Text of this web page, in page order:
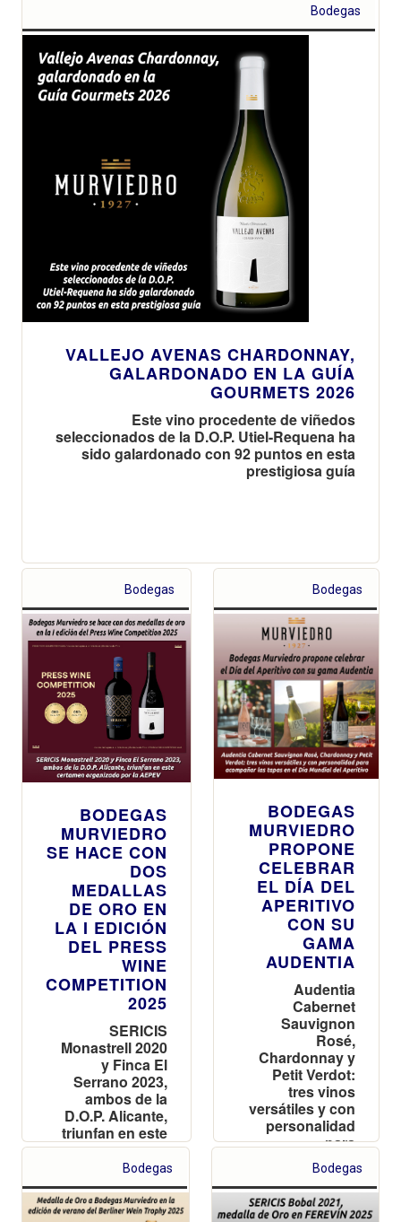
Bodegas
VALLEJO AVENAS CHARDONNAY,
GALARDONADO EN LA GUÍA
GOURMETS 2026
Este vino procedente de viñedos
seleccionados de la D.O.P. Utiel-Requena ha
sido galardonado con 92 puntos en esta
prestigiosa guía
Bodegas
BODEGAS
MURVIEDRO
SE HACE CON
DOS
MEDALLAS
DE ORO EN
LA I EDICIÓN
DEL PRESS
WINE
COMPETITION
2025
SERICIS
Monastrell 2020
y Finca El
Serrano 2023,
ambos de la
D.O.P. Alicante,
triunfan en este
certamen
organizado por
la AEPEV
Bodegas
BODEGAS
MURVIEDRO
PROPONE
CELEBRAR
EL DÍA DEL
APERITIVO
CON SU
GAMA
AUDENTIA
Audentia
Cabernet
Sauvignon
Rosé,
Chardonnay y
Petit Verdot:
tres vinos
versátiles y con
personalidad
para
acompañar las
tapas en el Día
Mundial del
Aperitivo
Bodegas Bodegas